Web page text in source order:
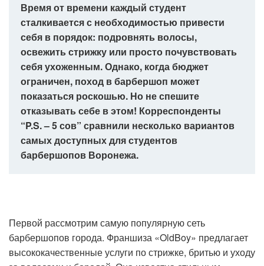
Время от времени каждый студент
сталкивается с необходимостью привести
себя в порядок: подровнять волосы,
освежить стрижку или просто почувствовать
себя ухоженным. Однако, когда бюджет
ограничен, поход в барбершоп может
показаться роскошью. Но не спешите
отказывать себе в этом! Корреспонденты
“P.S. – 5 сов” сравнили несколько вариантов
самых доступных для студентов
барбершопов Воронежа.
Первой рассмотрим самую популярную сеть
барбершопов города. Франшиза «OldBoy» предлагает
высококачественные услуги по стрижке, бритью и уходу